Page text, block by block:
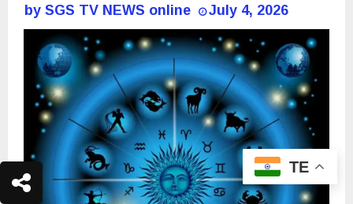
bySGS TV NEWS online July 4, 2026
TE